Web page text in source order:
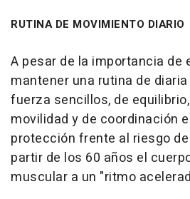
RUTINA DE MOVIMIENTO DIARIO
A pesar de la importancia de
mantener una rutina de
fuerza sencillos, de
movilidad y de coordinación
protección frente al riesgo
partir de los 60 años el
muscular a un "ritmo